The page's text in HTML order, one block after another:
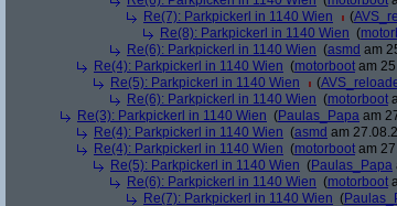
Re(7): Parkpickerl in 1140 Wien
(
Re(8): Parkpickerl in 1140 Wien (
Re(6): Parkpickerl in 1140 Wien (asmd am
Re(4): Parkpickerl in 1140 Wien (motorboot am
Re(5): Parkpickerl in 1140 Wien
(
Re(6): Parkpickerl in 1140 Wien (motorboot
Re(3): Parkpickerl in 1140 Wien (Paulas_Papa am
Re(4): Parkpickerl in 1140 Wien (asmd am
Re(4): Parkpickerl in 1140 Wien (motorboot am
Re(5): Parkpickerl in 1140 Wien (Paulas_Papa
Re(6): Parkpickerl in 1140 Wien (motorboot
Re(7): Parkpickerl in 1140 Wien (